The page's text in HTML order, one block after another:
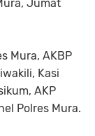
Jumat
Mura, AKBP
Kasi
AKP
Polres Mura.